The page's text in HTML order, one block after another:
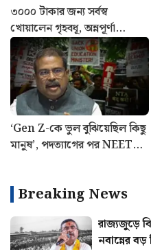
৩০০০ টাকার জন্য সর্বস্ব
খোয়ালেন গৃহবধূ, অন্নপূর্ণা
যোজনার নামে বিরাট প্রতারণা
‘Gen Z-কে ভুল বুঝিয়েছিল কিছু
মানুষ’, পদত্যাগের পর NEET
Breaking News
রাজ্যজুড়ে
নবান্নের বড়